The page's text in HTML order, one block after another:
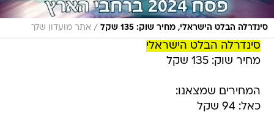
סינדרלה הבלט הישראלי, מחיר שוק: 135 שקל / אתר מועדון שלך
סינדרלה הבלט הישראלי
מחיר שוק: 135 שקל
המחירים שמצאנו:
כאל: 94 שקל